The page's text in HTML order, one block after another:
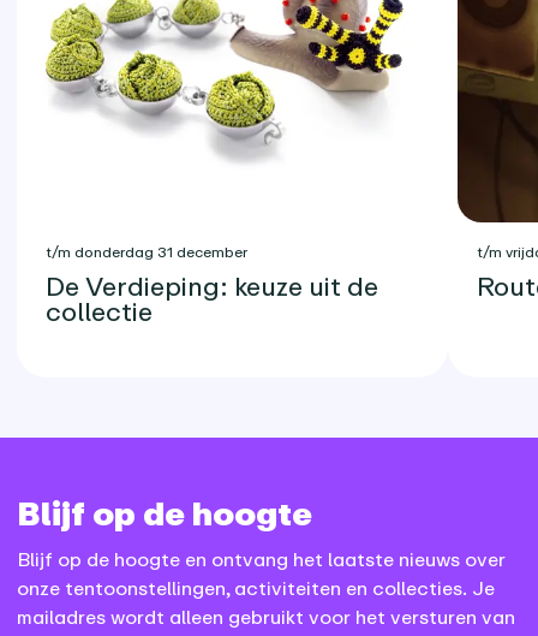
t/m donderdag 31 december
De Verdieping: keuze uit de
collectie
t/m
Blijf op de hoogte
Blijf op de hoogte en ontvang het laatste nieuws over
onze tentoonstellingen, activiteiten en collecties. Je
mailadres wordt alleen gebruikt voor het versturen van